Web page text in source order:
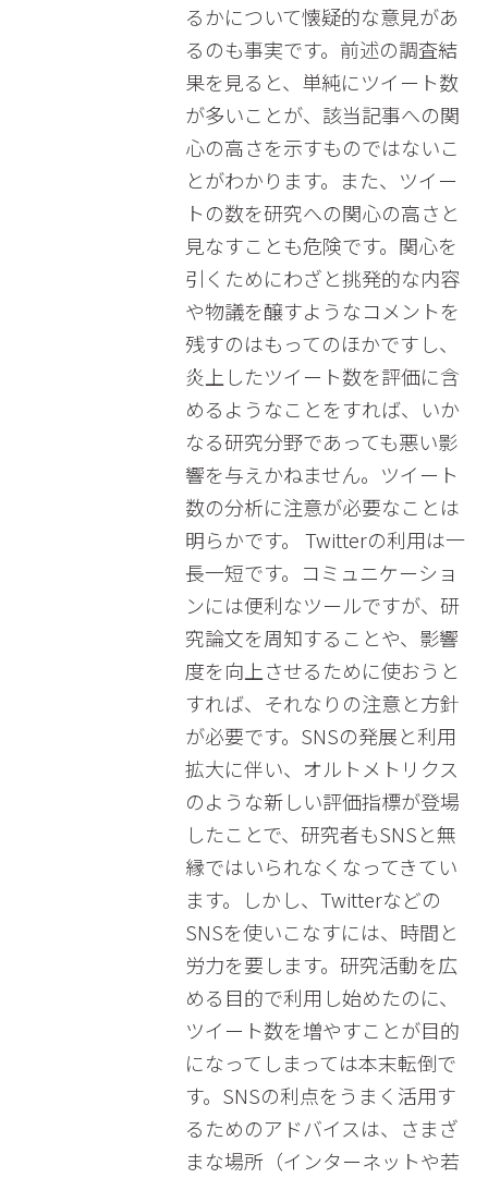
るかについて懐疑的な意見があ
るのも事実です。前述の調査結
果を見ると、単純にツイート数
が多いことが、該当記事への関
心の高さを示すものではないこ
とがわかります。また、ツイー
トの数を研究への関心の高さと
見なすことも危険です。関心を
引くためにわざと挑発的な内容
や物議を醸すようなコメントを
残すのはもってのほかですし、
炎上したツイート数を評価に含
めるようなことをすれば、いか
なる研究分野であっても悪い影
響を与えかねません。ツイート
数の分析に注意が必要なことは
明らかです。 Twitterの利用は一
長一短です。コミュニケーショ
ンには便利なツールですが、研
究論文を周知することや、影響
度を向上させるために使おうと
すれば、それなりの注意と方針
が必要です。SNSの発展と利用
拡大に伴い、オルトメトリクス
のような新しい評価指標が登場
したことで、研究者もSNSと無
縁ではいられなくなってきてい
ます。しかし、Twitterなどの
SNSを使いこなすには、時間と
労力を要します。研究活動を広
める目的で利用し始めたのに、
ツイート数を増やすことが目的
になってしまっては本末転倒で
す。SNSの利点をうまく活用す
るためのアドバイスは、さまざ
まな場所（インターネットや若